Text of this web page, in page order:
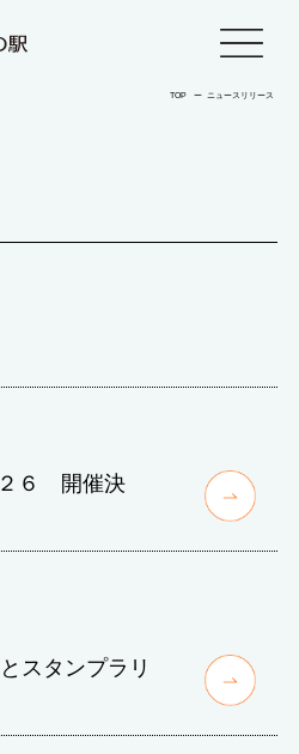
menu
TOP ー ニュースリリース
６ 開催決
スタンプラリ